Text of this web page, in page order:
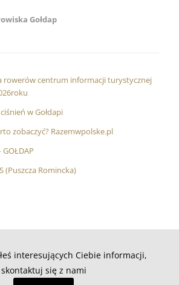
Gołdap
rowerów centrum informacji turystycznej
w Gołdapi
zobaczyć? Razemwpolske.pl
GOŁDAP
(Puszcza Romincka)
interesujących Ciebie informacji,
skontaktuj się z nami